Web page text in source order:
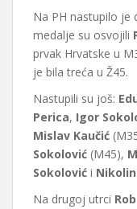
Na PH nastupilo je
medalje su osvojili
prvak Hrvatske u
je bila treća u Ž45.
Nastupili su još:
Perica, Igor
Mislav Kaučić
Sokolović (M45),
Sokolović i
Na drugoj utrci